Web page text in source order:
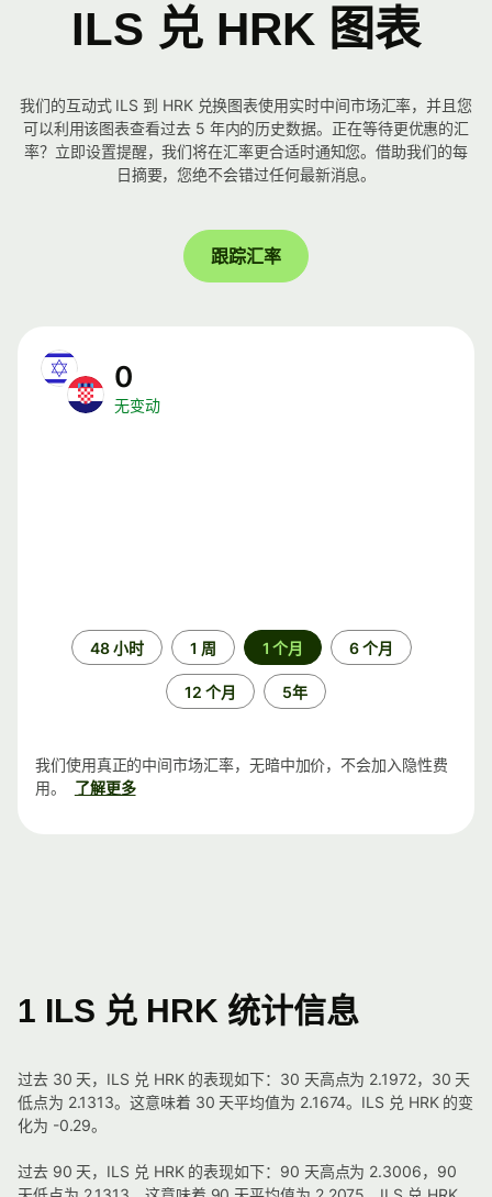
ILS 兑 HRK 图表
我们的互动式 ILS 到 HRK 兑换图表使用实时中间市场汇率，并且您
可以利用该图表查看过去 5 年内的历史数据。正在等待更优惠的汇
率？立即设置提醒，我们将在汇率更合适时通知您。借助我们的每
日摘要，您绝不会错过任何最新消息。
跟踪汇率
0
无变动
48 小时 1 周 1 个月 6 个月
12 个月 5年
我们使用真正的中间市场汇率，无暗中加价，不会加入隐性费
用。
了解更多
1 ILS 兑 HRK 统计信息
过去 30 天，ILS 兑 HRK 的表现如下：30 天高点为 2.1972，30 天
低点为 2.1313。这意味着 30 天平均值为 2.1674。ILS 兑 HRK 的变
化为 -0.29。
过去 90 天，ILS 兑 HRK 的表现如下：90 天高点为 2.3006，90